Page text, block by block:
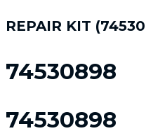
REPAIR KIT
74530898
74530898